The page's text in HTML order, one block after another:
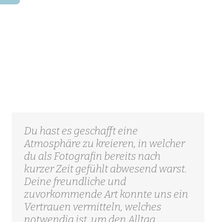
Du hast es geschafft eine
Atmosphäre zu kreieren, in welcher
du als Fotografin bereits nach
kurzer Zeit gefühlt abwesend warst.
Deine freundliche und
zuvorkommende Art konnte uns ein
Vertrauen vermitteln, welches